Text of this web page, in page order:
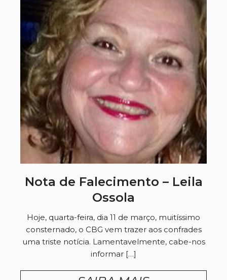
Nota de Falecimento – Leila
Ossola
Hoje, quarta-feira, dia 11 de março, muitíssimo
consternado, o CBG vem trazer aos confrades
uma triste notícia. Lamentavelmente, cabe-nos
informar […]